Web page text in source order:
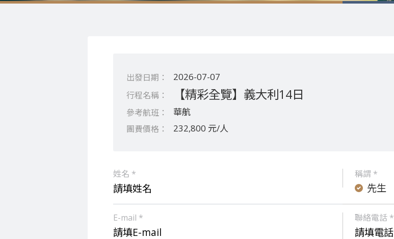
2026-07-07
【精彩全覽】義大利14日
華航
232,800 元/人
姓名 * 稱謂 *
先生
E-mail * 聯絡電話 *